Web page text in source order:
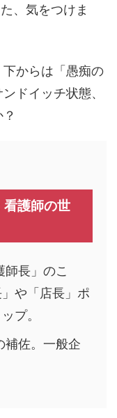
、気をつけま
からは「愚痴の
ドイッチ状態、
看護師の世
師長」のこ
や「店長」ポ
プ。
補佐。一般企